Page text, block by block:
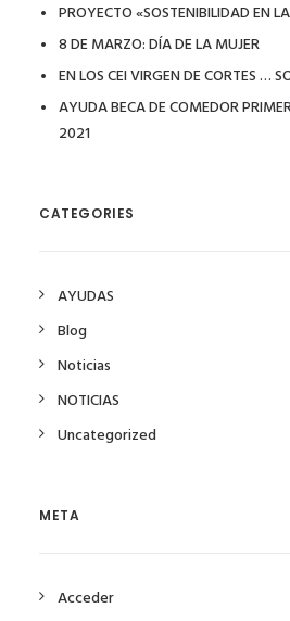
PROYECTO «SOSTENIBILIDAD EN
8 DE MARZO: DÍA DE LA MUJER
EN LOS CEI VIRGEN DE CORTES …
AYUDA BECA DE COMEDOR
2021
CATEGORIES
AYUDAS
Blog
Noticias
NOTICIAS
Uncategorized
META
Acceder